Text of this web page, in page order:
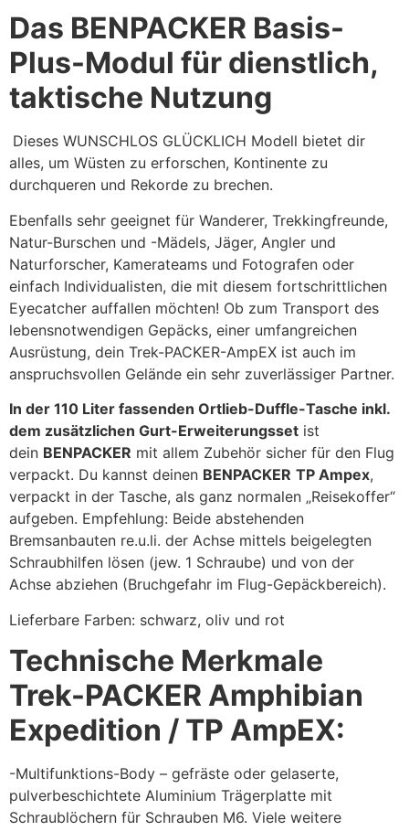
Das BENPACKER Basis-
Plus-Modul für dienstlich,
taktische Nutzung
Dieses WUNSCHLOS GLÜCKLICH Modell bietet dir
alles, um Wüsten zu erforschen, Kontinente zu
durchqueren und Rekorde zu brechen.
Ebenfalls sehr geeignet für Wanderer, Trekkingfreunde,
Natur-Burschen und -Mädels, Jäger, Angler und
Naturforscher, Kamerateams und Fotografen oder
einfach Individualisten, die mit diesem fortschrittlichen
Eyecatcher auffallen möchten! Ob zum Transport des
lebensnotwendigen Gepäcks, einer umfangreichen
Ausrüstung, dein Trek-PACKER-AmpEX ist auch im
anspruchsvollen Gelände ein sehr zuverlässiger Partner.
In der 110 Liter fassenden Ortlieb-Duffle-Tasche inkl.
dem zusätzlichen Gurt-Erweiterungsset ist
dein BENPACKER mit allem Zubehör sicher für den Flug
verpackt. Du kannst deinen BENPACKER TP Ampex,
verpackt in der Tasche, als ganz normalen „Reisekoffer“
aufgeben. Empfehlung: Beide abstehenden
Bremsanbauten re.u.li. der Achse mittels beigelegten
Schraubhilfen lösen (jew. 1 Schraube) und von der
Achse abziehen (Bruchgefahr im Flug-Gepäckbereich).
Lieferbare Farben: schwarz, oliv und rot
Technische Merkmale
Trek-PACKER Amphibian
Expedition / TP AmpEX:
-Multifunktions-Body – gefräste oder gelaserte,
pulverbeschichtete Aluminium Trägerplatte mit
Schraublöchern für Schrauben M6. Viele weitere